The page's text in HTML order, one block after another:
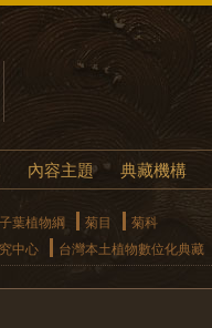
內容主題 典藏機構
葉植物綱 菊目
菊科
中心 台灣本土植物數位化典藏